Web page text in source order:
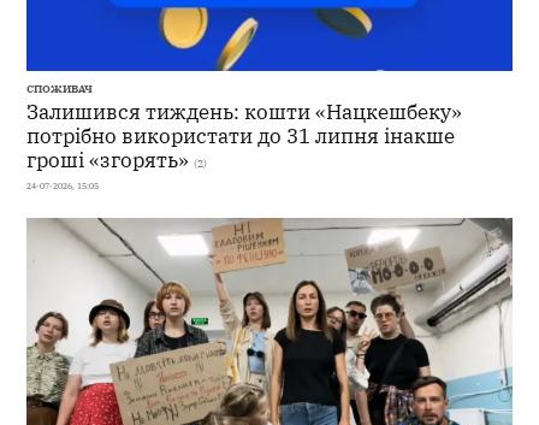
СПОЖИВАЧ
Залишився тиждень: кошти «Нацкешбеку»
потрібно використати до 31 липня інакше
гроші «згорять» (2)
24-07-2026, 15:05